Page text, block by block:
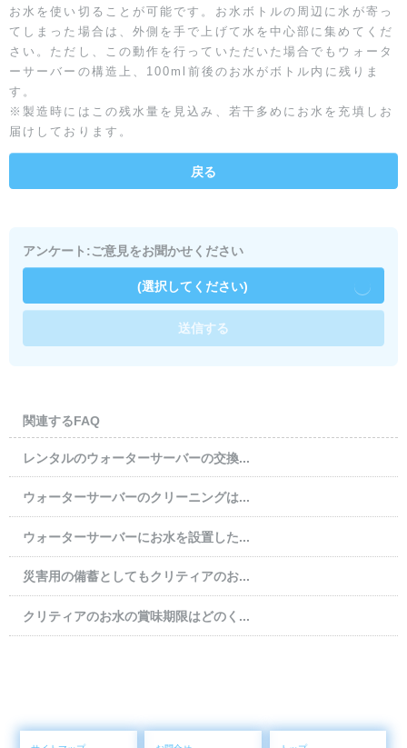
お水を使い切ることが可能です。お水ボトルの周辺に水が寄っ
てしまった場合は、外側を手で上げて水を中心部に集めてくだ
さい。ただし、この動作を行っていただいた場合でもウォータ
ーサーバーの構造上、100ml前後のお水がボトル内に残りま
す。
※製造時にはこの残水量を見込み、若干多めにお水を充填しお
届けしております。
戻る
アンケート:ご意見をお聞かせください
(選択してください)
送信する
関連するFAQ
レンタルのウォーターサーバーの交換...
ウォーターサーバーのクリーニングは...
ウォーターサーバーにお水を設置した...
災害用の備蓄としてもクリティアのお...
クリティアのお水の賞味期限はどのく...